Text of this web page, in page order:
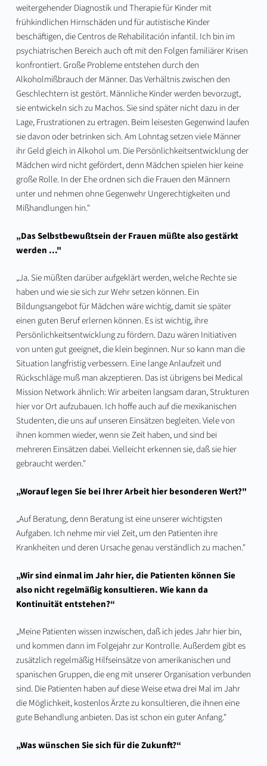
weitergehender Diagnostik und Therapie für Kinder mit
frühkindlichen Hirnschäden und für autistische Kinder
beschäftigen, die Centros de Rehabilitación infantil. Ich bin im
psychiatrischen Bereich auch oft mit den Folgen familiärer Krisen
konfrontiert. Große Probleme entstehen durch den
Alkoholmißbrauch der Männer. Das Verhältnis zwischen den
Geschlechtern ist gestört. Männliche Kinder werden bevorzugt,
sie entwickeln sich zu Machos. Sie sind später nicht dazu in der
Lage, Frustrationen zu ertragen. Beim leisesten Gegenwind laufen
sie davon oder betrinken sich. Am Lohntag setzen viele Männer
ihr Geld gleich in Alkohol um. Die Persönlichkeitsentwicklung der
Mädchen wird nicht gefördert, denn Mädchen spielen hier keine
große Rolle. In der Ehe ordnen sich die Frauen den Männern
unter und nehmen ohne Gegenwehr Ungerechtigkeiten und
Mißhandlungen hin."
„Das Selbstbewußtsein der Frauen müßte also gestärkt
werden ..."
„Ja. Sie müßten darüber aufgeklärt werden, welche Rechte sie
haben und wie sie sich zur Wehr setzen können. Ein
Bildungsangebot für Mädchen wäre wichtig, damit sie später
einen guten Beruf erlernen können. Es ist wichtig, ihre
Persönlichkeitsentwicklung zu fördern. Dazu wären Initiativen
von unten gut geeignet, die klein beginnen. Nur so kann man die
Situation langfristig verbessern. Eine lange Anlaufzeit und
Rückschläge muß man akzeptieren. Das ist übrigens bei Medical
Mission Network ähnlich: Wir arbeiten langsam daran, Strukturen
hier vor Ort aufzubauen. Ich hoffe auch auf die mexikanischen
Studenten, die uns auf unseren Einsätzen begleiten. Viele von
ihnen kommen wieder, wenn sie Zeit haben, und sind bei
mehreren Einsätzen dabei. Vielleicht erkennen sie, daß sie hier
gebraucht werden."
„Worauf legen Sie bei Ihrer Arbeit hier besonderen Wert?"
„Auf Beratung, denn Beratung ist eine unserer wichtigsten
Aufgaben. Ich nehme mir viel Zeit, um den Patienten ihre
Krankheiten und deren Ursache genau verständlich zu machen."
„Wir sind einmal im Jahr hier, die Patienten können Sie
also nicht regelmäßig konsultieren. Wie kann da
Kontinuität entstehen?“
„Meine Patienten wissen inzwischen, daß ich jedes Jahr hier bin,
und kommen dann im Folgejahr zur Kontrolle. Außerdem gibt es
zusätzlich regelmäßig Hilfseinsätze von amerikanischen und
spanischen Gruppen, die eng mit unserer Organisation verbunden
sind. Die Patienten haben auf diese Weise etwa drei Mal im Jahr
die Möglichkeit, kostenlos Ärzte zu konsultieren, die ihnen eine
gute Behandlung anbieten. Das ist schon ein guter Anfang."
„Was wünschen Sie sich für die Zukunft?“